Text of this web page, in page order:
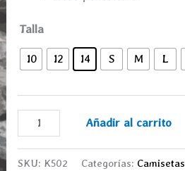
Talla
10 12 14 S M L
Añadir al carrito
SKU: K502 Categorías: Camisetas